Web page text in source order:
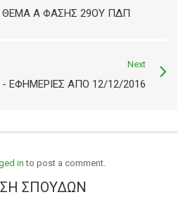
ΘΈΜΑ Α ΦΆΣΗΣ 29ΟΥ ΠΔΠ
Next
ΕΦΗΜΕΡΙΕΣ ΑΠΌ 12/12/2016
into post a comment.
ΣΠΟΥΔΏΝ